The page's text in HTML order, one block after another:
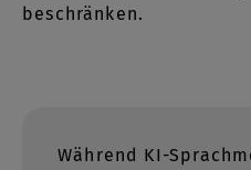
beschränken.
Während KI-